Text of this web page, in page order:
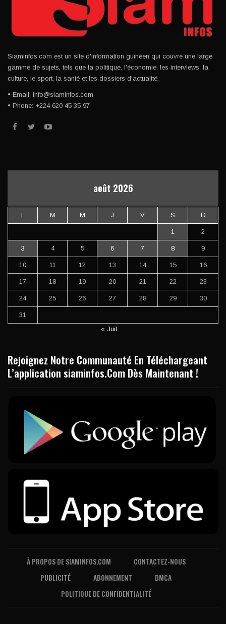
Siaminfos.com est un site d'information guinéen qui couvre une large
gamme de sujets, tels que la politique, l'économie, les interviews, la
culture, le sport, la santé et les dossiers d'actualité.
• Email: info@siaminfos.com
• Phone: +224 620 45 35 97
août 2026
L M M J V S D
1 2
3 4 5 6 7 8 9
10 11 12 13 14 15 16
17 18 19 20 21 22 23
24 25 26 27 28 29 30
31
« Juil
Rejoignez Notre Communauté En Téléchargeant
L’application siaminfos.Com Dès Maintenant !
À PROPOS DE SIAMINFOS.COM
CONTACTEZ-NOUS
PUBLICITÉ
ABONNEMENT
DMCA
POLITIQUE DE CONFIDENTIALITÉ